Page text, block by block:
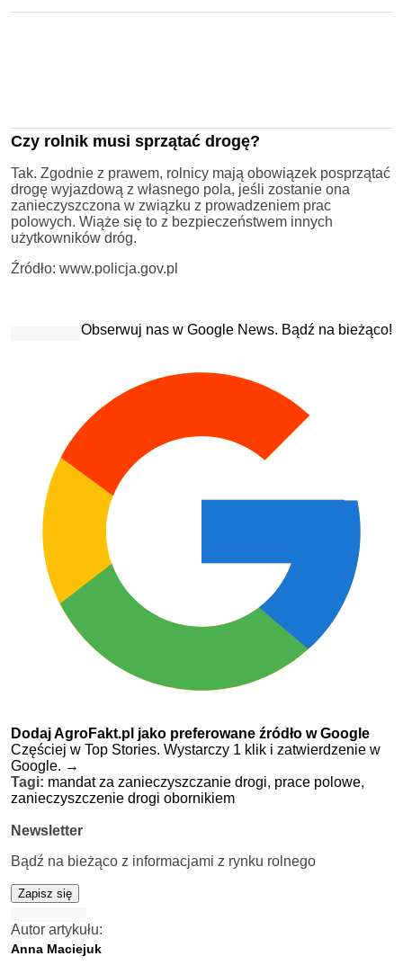
Czy rolnik musi sprzątać drogę?
Tak. Zgodnie z prawem, rolnicy mają obowiązek posprzątać
drogę wyjazdową z własnego pola, jeśli zostanie ona
zanieczyszczona w związku z prowadzeniem prac
polowych. Wiąże się to z bezpieczeństwem innych
użytkowników dróg.
Źródło: www.policja.gov.pl
Obserwuj nas w Google News. Bądź na bieżąco!
Dodaj AgroFakt.pl jako preferowane źródło w Google
Częściej w Top Stories. Wystarczy 1 klik i zatwierdzenie w
Google. →
Tagi: mandat za zanieczyszczanie drogi, prace polowe,
zanieczyszczenie drogi obornikiem
Newsletter
Bądź na bieżąco z informacjami z rynku rolnego
Zapisz się
Autor artykułu:
Anna Maciejuk